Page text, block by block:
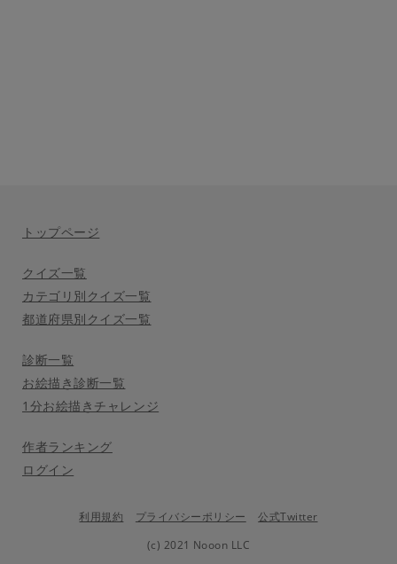
トップページ
クイズ一覧
カテゴリ別クイズ一覧
都道府県別クイズ一覧
診断一覧
お絵描き診断一覧
1分お絵描きチャレンジ
作者ランキング
ログイン
利用規約 プライバシーポリシー
公式Twitter
(c) 2021 Nooon LLC